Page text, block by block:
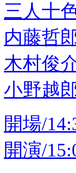
三人十
内藤哲
木村俊
小野越
開場/
開演/